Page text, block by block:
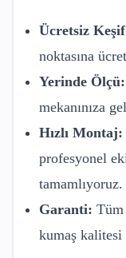
Ücretsiz
noktasına
Yerinde Ölçü:
mekanınıza
Hızlı Montaj:
profesyonel
tamamlıyoruz.
Garanti:
kumaş kalitesi